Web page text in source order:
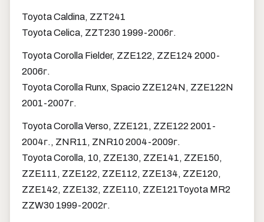
Toyota Caldina, ZZT241
Toyota Celica, ZZT230 1999-2006г.
Toyota Corolla Fielder, ZZE122, ZZE124 2000-
2006г.
Toyota Corolla Runx, Spacio ZZE124N, ZZE122N
2001-2007г.
Toyota Corolla Verso, ZZE121, ZZE122 2001-
2004г., ZNR11, ZNR10 2004-2009г.
Toyota Corolla, 10, ZZE130, ZZE141, ZZE150,
ZZE111, ZZE122, ZZE112, ZZE134, ZZE120,
ZZE142, ZZE132, ZZE110, ZZE121Toyota MR2
ZZW30 1999-2002г.